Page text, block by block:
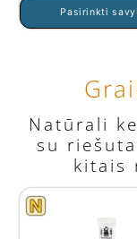
Pasirinkti
Natūrali
su
kitais